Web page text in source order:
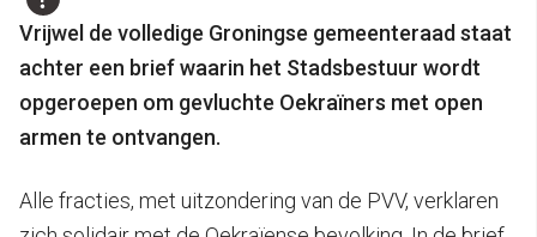
Vrijwel de volledige Groningse gemeenteraad staat
achter een brief waarin het Stadsbestuur wordt
opgeroepen om gevluchte Oekraïners met open
armen te ontvangen.
Alle fracties, met uitzondering van de PVV, verklaren